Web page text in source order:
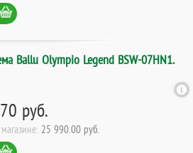
Ballu Olympio Legend BSW-07HN1.
руб.
25 990.00 руб.